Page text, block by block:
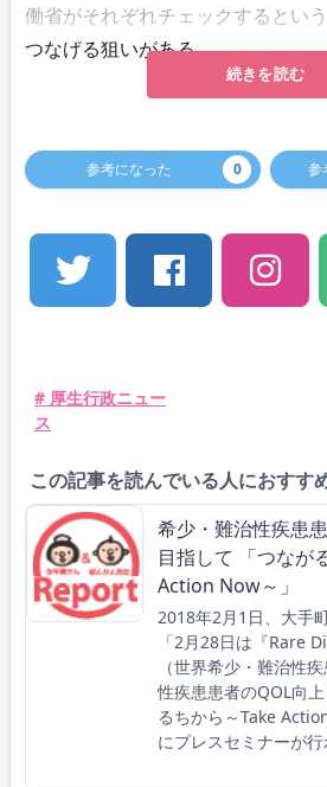
働省がそれぞれチェックするとい
つなげる狙いがある。
続きを読む
参考になった 0 参
# 厚生行政ニュー
ス
この記事を読んでいる人におすす
希少・難治性疾患
目指して 「つなが
Action Now～」
2018年2月1日、大手
「2月28日は『Rare
（世界希少・難治性
性疾患患者のQOL向
るちから～Take
にプレスセミナーが